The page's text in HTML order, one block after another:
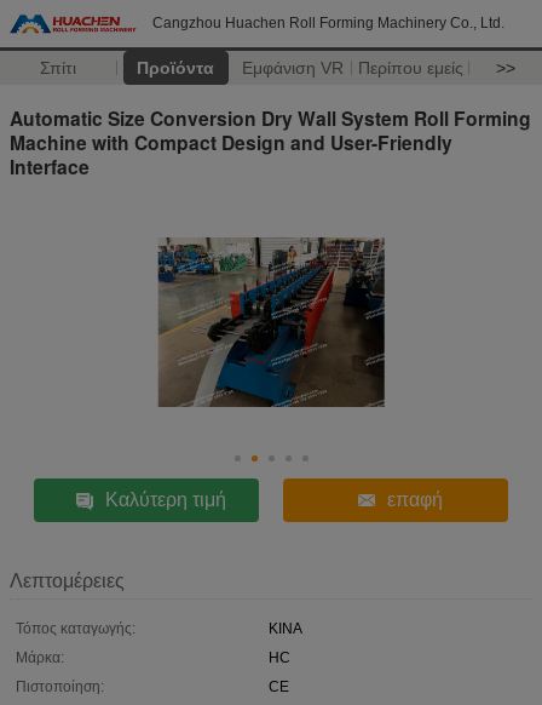
Cangzhou Huachen Roll Forming Machinery Co., Ltd.
Σπίτι Προϊόντα Εμφάνιση VR Περίπου εμείς >>
Automatic Size Conversion Dry Wall System Roll Forming
Machine with Compact Design and User-Friendly
Interface
Καλύτερη τιμή επαφή
Λεπτομέρειες
Τόπος καταγωγής:
ΚΙΝΑ
Μάρκα:
HC
Πιστοποίηση:
CE